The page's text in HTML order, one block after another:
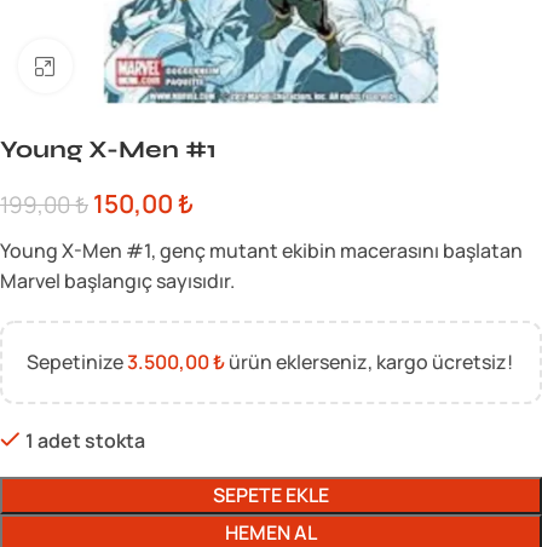
Büyük görsel için tıklayın
Young X-Men #1
199,00₺150,00₺
Young X-Men #1, genç mutant ekibin macerasını başlatan
Marvel başlangıç sayısıdır.
Sepetinize3.500,00₺ürün eklerseniz, kargo ücretsiz!
1 adet stokta
SEPETE EKLE
HEMEN AL